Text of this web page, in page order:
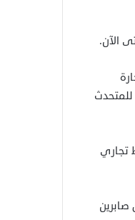
الآن.
تجاري